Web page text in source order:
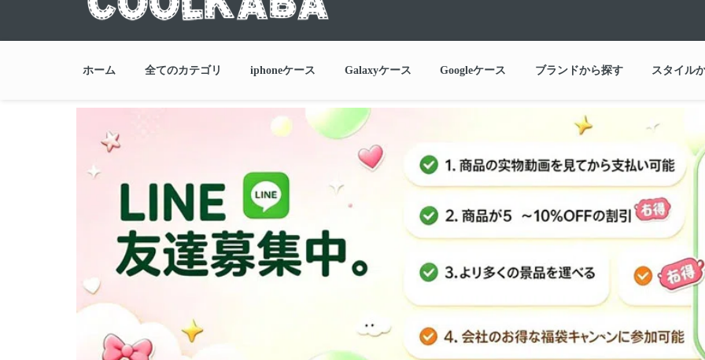
ホーム 全てのカテゴリ iphoneケース Galaxyケース Googleケース ブランドから探す スタイル